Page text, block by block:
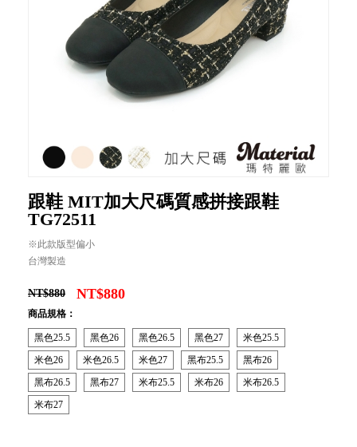
跟鞋 MIT加大尺碼質感拼接跟鞋
TG72511
※此款版型偏小
台灣製造
NT$880 NT$880
商品規格：
黑色25.5 黑色26 黑色26.5 黑色27
米色25.5
米色26
米色26.5 米色27 黑布25.5
黑布26
黑布26.5
黑布27 米布25.5 米布26
米布26.5
米布27